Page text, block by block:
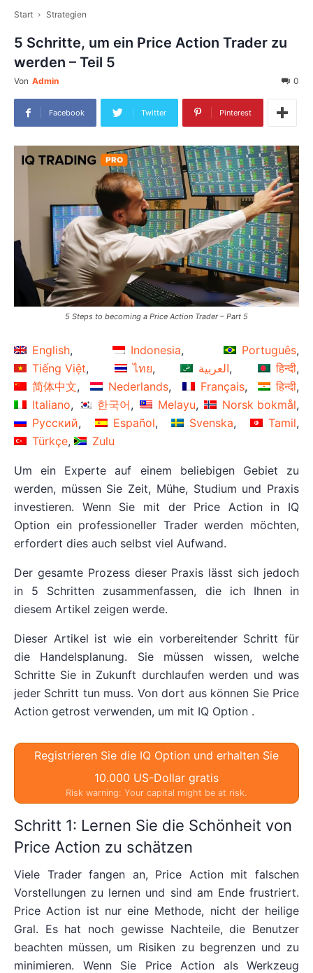
Start Strategien
5 Schritte, um ein Price Action Trader zu
werden – Teil 5
Von Admin 0
Facebook Twitter Pinterest
5 Steps to becoming a Price Action Trader – Part 5
English Indonesia
Português
Tiếng Việt
ไทย العربية
हिन्दी
简体中文
Nederlands Français
हिन्दी
Italiano
한국어 Melayu
Norsk bokmål
Русский
Español Svenska
Tamil
Türkçe
Zulu
Um ein Experte auf einem beliebigen Gebiet zu
werden, müssen Sie Zeit, Mühe, Studium und Praxis
investieren. Wenn Sie mit der Price Action in IQ
Option ein professioneller Trader werden möchten,
erfordert dies auch selbst viel Aufwand.
Der gesamte Prozess dieser Praxis lässt sich jedoch
in 5 Schritten zusammenfassen, die ich Ihnen in
diesem Artikel zeigen werde.
Dieser Artikel ist wie ein vorbereitender Schritt für
die Handelsplanung. Sie müssen wissen, welche
Schritte Sie in Zukunft durchlaufen werden und was
jeder Schritt tun muss. Von dort aus können Sie Price
Action getrost verwenden, um mit IQ Option .
Registrieren Sie die IQ Option und erhalten Sie
10.000 US-Dollar gratis
Risk warning: Your capital might be at risk.
Schritt 1: Lernen Sie die Schönheit von
Price Action zu schätzen
Viele Trader fangen an, Price Action mit falschen
Vorstellungen zu lernen und sind am Ende frustriert.
Price Action ist nur eine Methode, nicht der heilige
Gral. Es hat noch gewisse Nachteile, die Benutzer
beachten müssen, um Risiken zu begrenzen und zu
minimieren. Wenn Sie Price Action als Werkzeug